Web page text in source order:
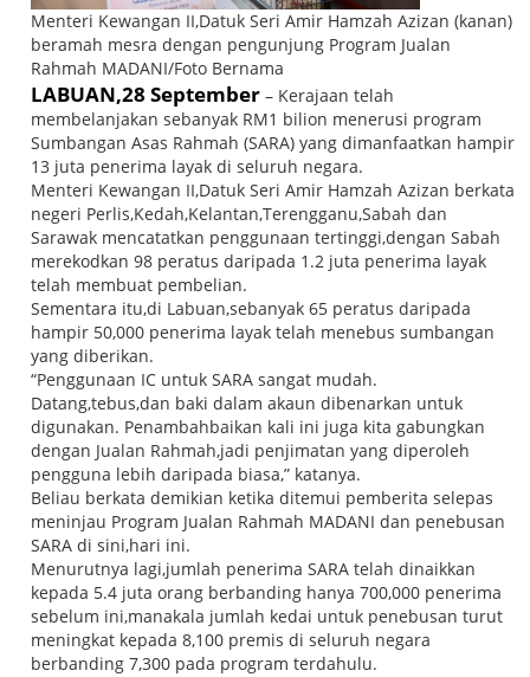
Menteri Kewangan II,Datuk Seri Amir Hamzah Azizan (kanan)
beramah mesra dengan pengunjung Program Jualan
Rahmah MADANI/Foto Bernama
LABUAN,28 September – Kerajaan telah
membelanjakan sebanyak RM1 bilion menerusi program
Sumbangan Asas Rahmah (SARA) yang dimanfaatkan hampir
13 juta penerima layak di seluruh negara.
Menteri Kewangan II,Datuk Seri Amir Hamzah Azizan berkata
negeri Perlis,Kedah,Kelantan,Terengganu,Sabah dan
Sarawak mencatatkan penggunaan tertinggi,dengan Sabah
merekodkan 98 peratus daripada 1.2 juta penerima layak
telah membuat pembelian.
Sementara itu,di Labuan,sebanyak 65 peratus daripada
hampir 50,000 penerima layak telah menebus sumbangan
yang diberikan.
“Penggunaan IC untuk SARA sangat mudah.
Datang,tebus,dan baki dalam akaun dibenarkan untuk
digunakan. Penambahbaikan kali ini juga kita gabungkan
dengan Jualan Rahmah,jadi penjimatan yang diperoleh
pengguna lebih daripada biasa,” katanya.
Beliau berkata demikian ketika ditemui pemberita selepas
meninjau Program Jualan Rahmah MADANI dan penebusan
SARA di sini,hari ini.
Menurutnya lagi,jumlah penerima SARA telah dinaikkan
kepada 5.4 juta orang berbanding hanya 700,000 penerima
sebelum ini,manakala jumlah kedai untuk penebusan turut
meningkat kepada 8,100 premis di seluruh negara
berbanding 7,300 pada program terdahulu.